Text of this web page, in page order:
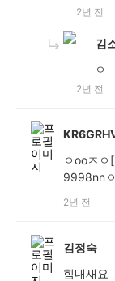
2년 전
김
ㅇ
2년 전
ㅇooㅈ
9998nn
2년 전
김정숙
힘내새요